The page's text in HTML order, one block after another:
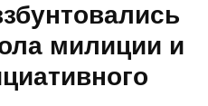
милиции и